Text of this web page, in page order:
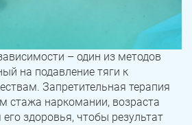
– один из методов
на подавление тяги к
Запретительная терапия
стажа наркомании, возраста
здоровья, чтобы результат